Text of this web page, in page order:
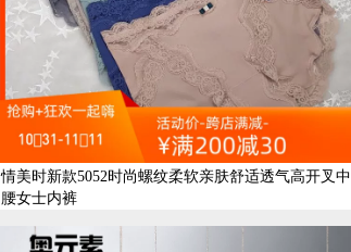
情美时新款5052时尚螺纹柔软亲肤舒适透气高开叉中
腰女士内裤